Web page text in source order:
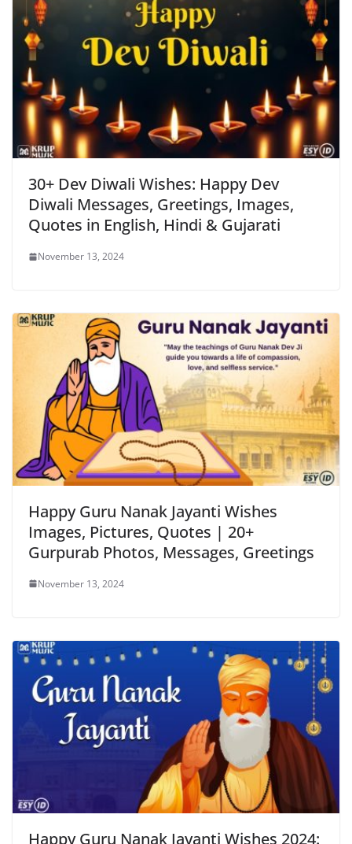
30+ Dev Diwali Wishes: Happy Dev
Diwali Messages, Greetings, Images,
Quotes in English, Hindi & Gujarati
November 13, 2024
Happy Guru Nanak Jayanti Wishes
Images, Pictures, Quotes | 20+
Gurpurab Photos, Messages, Greetings
November 13, 2024
Happy Guru Nanak Jayanti Wishes 2024: